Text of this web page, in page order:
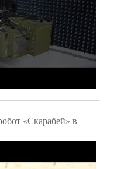
«Скарабей» в